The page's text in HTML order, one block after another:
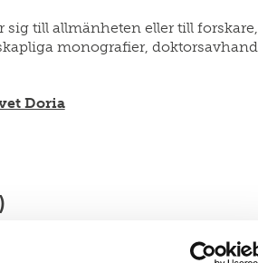
sig till allmänheten eller till
monografier,
Doria
sig till allmänheten eller till